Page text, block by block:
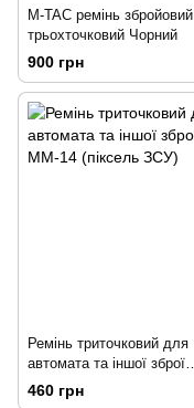
M-TAC ремінь збройовий
трьохточковий Чорний
900 грн
Ремінь триточковий для
автомата та іншої зброї
ММ-14 (піксель ЗСУ)
460 грн